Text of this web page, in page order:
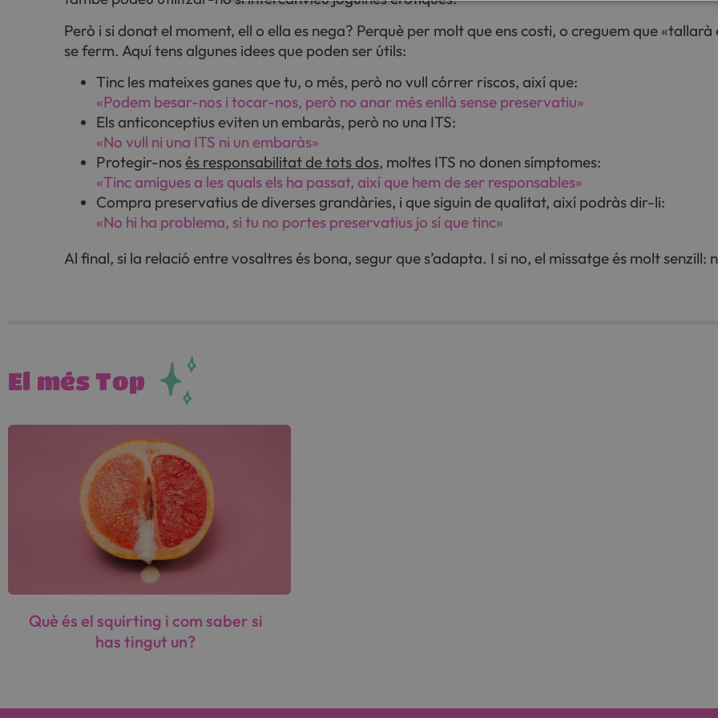
Però i si donat el moment, ell o ella es nega? Perquè per molt que ens costi, o creguem que
se ferm. Aquí tens algunes idees que poden ser útils:
Tinc les mateixes ganes que tu, o més, però no vull córrer riscos, així que:
«Podem besar-nos i tocar-nos, però no anar més enllà sense preservatiu»
Els anticonceptius eviten un embaràs, però no una ITS:
«No vull ni una ITS ni un embaràs»
Protegir-nosés responsabilitat de tots dos, moltes ITS no donen símptomes:
«Tinc amigues a les quals els ha passat, així que hem de ser responsables»
Compra preservatius de diverses grandàries, i que siguin de qualitat, així podràs dir-li:
«No hi ha problema, si tu no portes preservatius jo sí que tinc»
Al final, si la relació entre vosaltres és bona, segur que s’adapta. I si no, el missatge és molt senzill:
El més Top
Què és el squirting i com saber si
has tingut un?